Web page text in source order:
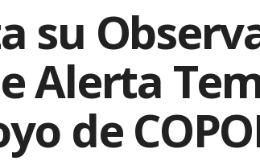
su
Alerta
de